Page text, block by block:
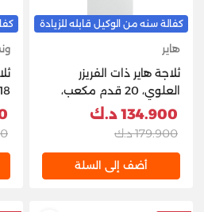
كفالة سنه من الوكيل قابله للزيادة
هاير
ثلاجة هاير ذات الفريزر
العلوي، 20 قدم مكعب،
567 لتر - أبيض
134.900 د.ك
179.900 د.ك
أضف إلى السلة